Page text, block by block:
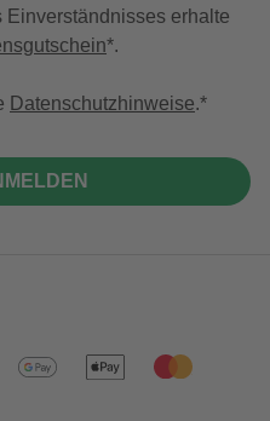
erhalte
*.
Datenschutzhinweise.